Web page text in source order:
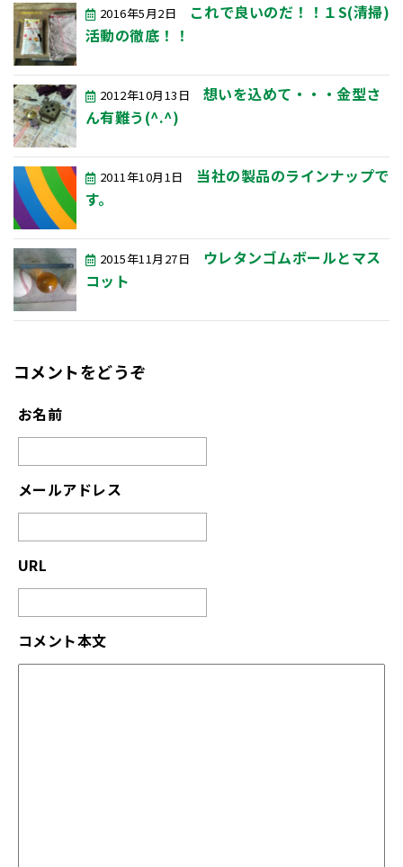
2016年5月2日
これで良いのだ！！１S(清掃)
活動の徹底！！
2012年10月13日
想いを込めて・・・金型さ
ん有難う(^.^)
2011年10月1日
当社の製品のラインナップで
す。
2015年11月27日
ウレタンゴムボールとマス
コット
コメントをどうぞ
お名前
メールアドレス
URL
コメント本文